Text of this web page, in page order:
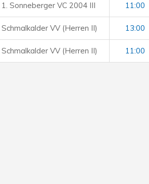
1. Sonneberger VC 2004 III 11:00
Schmalkalder VV (Herren II) 13:00
Schmalkalder VV (Herren II) 11:00